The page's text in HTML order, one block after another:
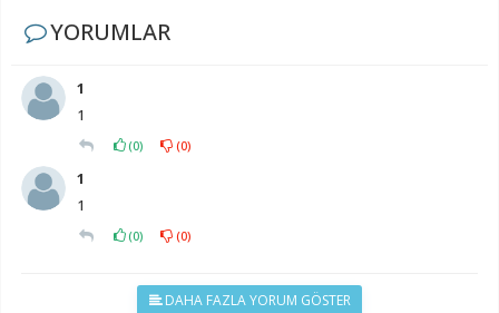
YORUMLAR
1
1
(0) (0)
1
1
(0) (0)
DAHA FAZLA YORUM GÖSTER